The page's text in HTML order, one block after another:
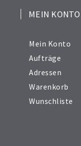
MEIN KONTO
Mein Konto
Aufträge
Adressen
Warenkorb
Wunschliste